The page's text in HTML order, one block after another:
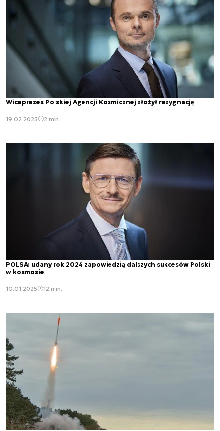
Wiceprezes Polskiej Agencji Kosmicznej złożył rezygnację
19.02.2025 2 min.
POLSA: udany rok 2024 zapowiedzią dalszych sukcesów Polski
w kosmosie
10.01.2025 12 min.